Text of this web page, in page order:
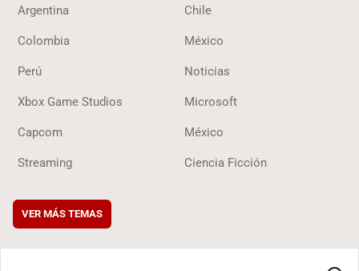
Argentina Chile
Colombia México
Perú Noticias
Xbox Game Studios Microsoft
Capcom México
Streaming Ciencia Ficción
VER MÁS TEMAS